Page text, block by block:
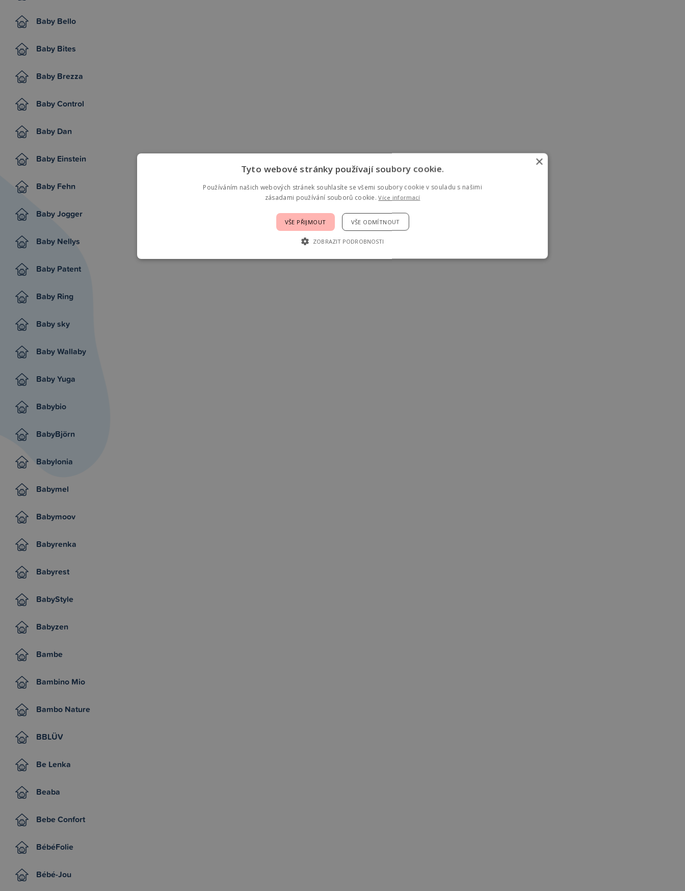
Baby Bello
Baby Bites
Baby Brezza
Baby Control
Baby Dan
Baby Einstein
Baby Fehn
Baby Jogger
Baby Nellys
Baby Patent
Baby Ring
Baby sky
Baby Wallaby
Baby Yuga
Babybio
BabyBjörn
Babylonia
Babymel
Babymoov
Babyrenka
Babyrest
BabyStyle
Babyzen
Bambe
Bambino Mio
Bambo Nature
BBLÜV
Be Lenka
Beaba
Bebe Confort
BébéFolie
Bébé-Jou
×
Tyto webové stránky používají soubory cookie.
Používáním našich webových stránek souhlasíte se všemi soubory cookie v souladu s našimi
zásadami používání souborů cookie.Více informací
VŠE PŘIJMOUT VŠE ODMÍTNOUT
ZOBRAZIT PODROBNOSTI